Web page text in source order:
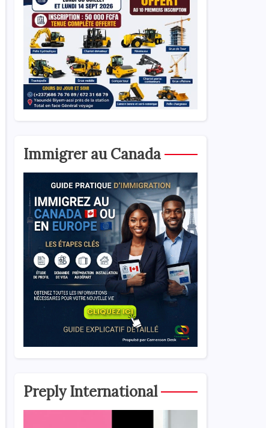
Immigrer au Canada
Preply International